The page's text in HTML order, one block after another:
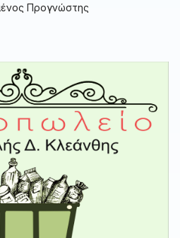
Προγνώστης